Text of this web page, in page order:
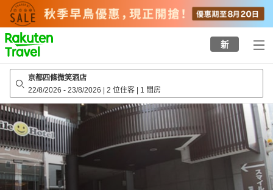
to
top
page
新
京都四條微笑酒店
22/8/2026 - 23/8/2026 | 2 位住客 | 1 間房